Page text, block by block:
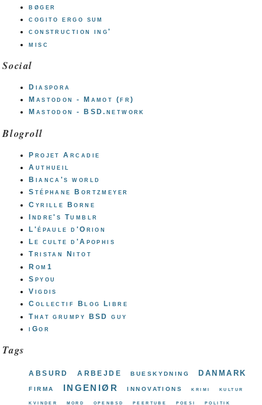
bøger
cogito ergo sum
construction ing'
misc
Social
Diaspora
Mastodon - Mamot (fr)
Mastodon - BSD.network
Blogroll
Projet Arcadie
Authueil
Bianca's world
Stéphane Bortzmeyer
Cyrille Borne
Indre's Tumblr
L'épaule d'Orion
Le culte d'Apophis
Tristan Nitot
Rom1
Spyou
Vigdis
Collectif Blog Libre
That grumpy BSD guy
iGor
Tags
absurd arbejde bueskydning danmark
firma ingeniør innovations krimi kultur
kvinder mord openbsd peertube poesi politik